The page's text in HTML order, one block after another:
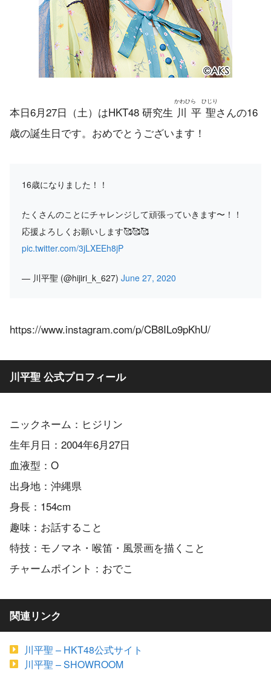
本日6月27日（土）はHKT48 研究生 川平聖
かわひら ひじり
さんの16
歳の誕生日です。おめでとうございます！
16歳になりました！！
たくさんのことにチャレンジして頑張っていきます〜！！
応援よろしくお願いします🥰🥰🥰
pic.twitter.com/3jLXEEh8jP
— 川平聖 (@hijiri_k_627) June 27, 2020
https://www.instagram.com/p/CB8ILo9pKhU/
川平聖 公式プロフィール
ニックネーム：ヒジリン
生年月日：2004年6月27日
血液型：O
出身地：沖縄県
身長：154cm
趣味：お話すること
特技：モノマネ・喉笛・風景画を描くこと
チャームポイント：おでこ
関連リンク
川平聖 – HKT48公式サイト
川平聖 – SHOWROOM